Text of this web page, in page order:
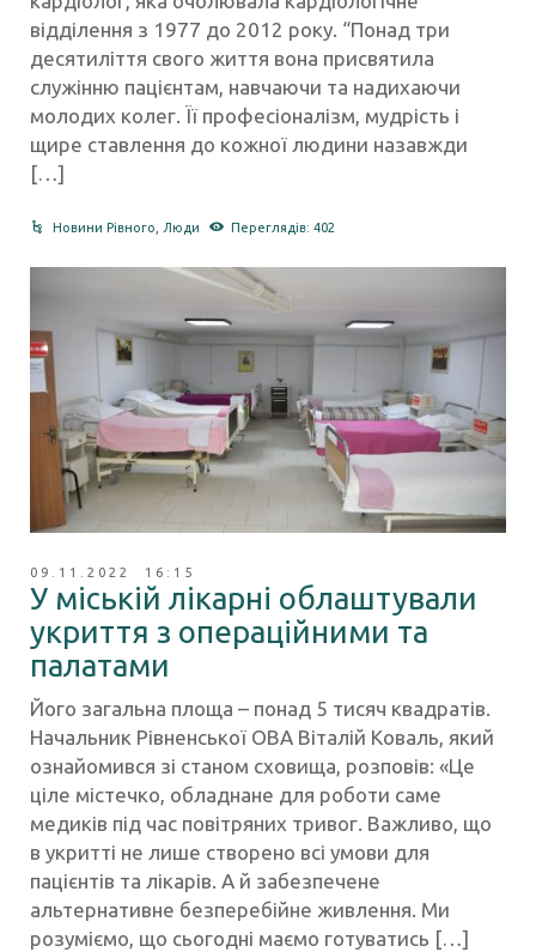
відділення з 1977 до 2012 року. “Понад три
десятиліття свого життя вона присвятила
служінню пацієнтам, навчаючи та надихаючи
молодих колег. Її професіоналізм, мудрість і
щире ставлення до кожної людини назавжди
[…]
Новини Рівного Люди Переглядів: 402
09.11.2022 16:15
У міській лікарні облаштували
укриття з операційними та
палатами
Його загальна площа – понад 5 тисяч квадратів.
Начальник Рівненської ОВА Віталій Коваль, який
ознайомився зі станом сховища, розповів: «Це
ціле містечко, обладнане для роботи саме
медиків під час повітряних тривог. Важливо, що
в укритті не лише створено всі умови для
пацієнтів та лікарів. А й забезпечене
альтернативне безперебійне живлення. Ми
розуміємо, що сьогодні маємо готуватись […]